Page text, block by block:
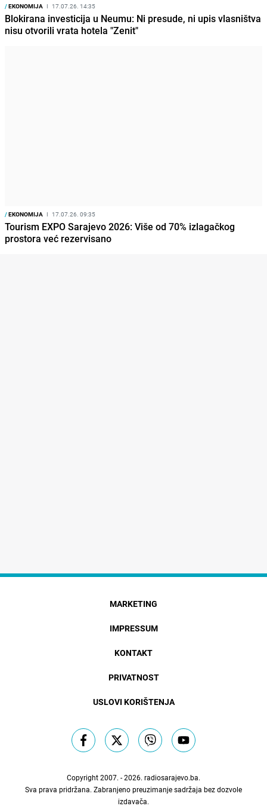
/EKONOMIJA I 17.07.26. 14:35
Blokirana investicija u Neumu: Ni presude, ni upis vlasništva
nisu otvorili vrata hotela "Zenit"
/EKONOMIJA I 17.07.26. 09:35
Tourism EXPO Sarajevo 2026: Više od 70% izlagačkog
prostora već rezervisano
MARKETING
IMPRESSUM
KONTAKT
PRIVATNOST
USLOVI KORIŠTENJA
Copyright 2007. - 2026. radiosarajevo.ba.
Sva prava pridržana. Zabranjeno preuzimanje sadržaja bez dozvole
izdavača.